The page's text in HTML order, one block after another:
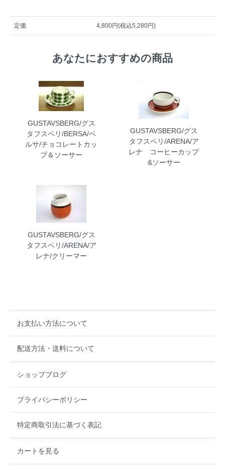
定価 4,800円(税込5,280円)
あなたにおすすめの商品
GUSTAVSBERG/グス
タフスベリ/BERSA/ベ
ルサ/チョコレートカッ
プ＆ソーサー
GUSTAVSBERG/グス
タフスベリ/ARENA/ア
レナ コーヒーカップ
&ソーサー
GUSTAVSBERG/グス
タフスベリ/ARENA/ア
レナ/クリーマー
お支払い方法について
配送方法・送料について
ショップブログ
プライバシーポリシー
特定商取引法に基づく表記
カートを見る